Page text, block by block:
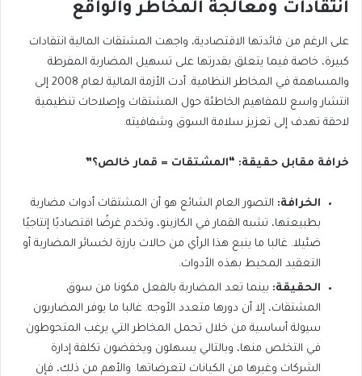
انتقادات ومعالجة المخاطر والواقع
على الرغم من فائدتها الاقتصادية، واجهت المشتقات المالية انتقادات
كبيرة، خاصة فيما يتعلق بقدرتها على تسهيل المضاربة المفرطة
والمساهمة في المخاطر النظامية. أدت الأزمة المالية لعام 2008 إلى
انتشار واسع للمفاهيم الخاطئة حول المشتقات وإصلاحات تنظيمية
لاحقة تهدف إلى تعزيز سلامة السوق وشفافيته.
خرافة مقابل حقيقة: “المشتقات = قمار خالص؟”
الخرافة: التصور العام الشائع هو أن المشتقات أدوات مضاربة
بطبيعتها، تشبه القمار في الكازينو، وتخدم غرضًا اقتصاديًا إنتاجيًا
ضئيلا. غالبا ما ينبع هذا الرأي من حالات بارزة لخسائر المضاربة أو
التعقيد المحيط بهذه الأدوات.
الحقيقة: بينما تعد المضاربة بالفعل مكونا من سوق
المشتقات، إلا أن دورها متعدد الأوجه. غالبا ما يوفر المضاربون
سيولة أساسية من خلال تحمل المخاطر التي يرغب المتحوطون
في التخلص منها، وبالتالي يسهلون ويخفضون تكلفة إدارة
الشركات وغيرها من الكيانات لتعرضاتها. والأهم من ذلك، فإن